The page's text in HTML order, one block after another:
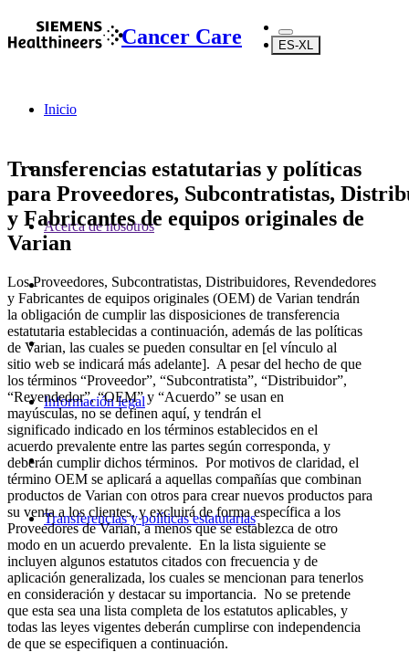
Cancer Care ES-XL
Inicio
Acerca de nosotros
Información legal
Transferencias y políticas estatutarias
Transferencias estatutarias y políticas
para Proveedores, Subcontratistas,
y Fabricantes de equipos originales de
Varian
Los Proveedores, Subcontratistas, Distribuidores, Revendedores
y Fabricantes de equipos originales (OEM) de Varian tendrán
la obligación de cumplir las disposiciones de transferencia
estatutaria establecidas a continuación, además de las políticas
de Varian, las cuales se pueden consultar en [el vínculo al
sitio web se indicará más adelante]. A pesar del hecho de que
los términos “Proveedor”, “Subcontratista”, “Distribuidor”,
“Revendedor”, “OEM” y “Acuerdo” se usan en
mayúsculas, no se definen aquí, y tendrán el
significado indicado en los términos establecidos en el
acuerdo prevalente entre las partes según corresponda, y
deberán cumplir dichos términos. Por motivos de claridad, el
término OEM se aplicará a aquellas compañías que combinan
productos de Varian con otros para crear nuevos productos para
su venta a los clientes, y excluirá de forma específica a los
Proveedores de Varian, a menos que se establezca de otro
modo en un acuerdo prevalente. En la lista siguiente se
incluyen algunos estatutos citados con frecuencia y de
aplicación generalizada, los cuales se mencionan para tenerlos
en consideración y destacar su importancia. No se pretende
que esta sea una lista completa de los estatutos aplicables, y
todas las leyes vigentes deberán cumplirse con independencia
de que se especifiquen a continuación.